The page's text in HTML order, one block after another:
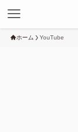
ホーム YouTube